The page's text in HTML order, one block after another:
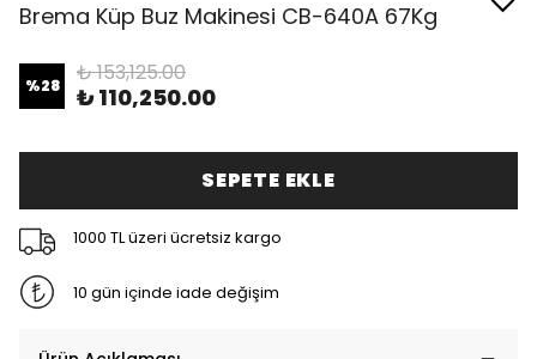
Brema Küp Buz Makinesi CB-640A 67Kg
%28 ₺ 153,125.00
₺ 110,250.00
SEPETE EKLE
1000 TL üzeri ücretsiz kargo
10 gün içinde iade değişim